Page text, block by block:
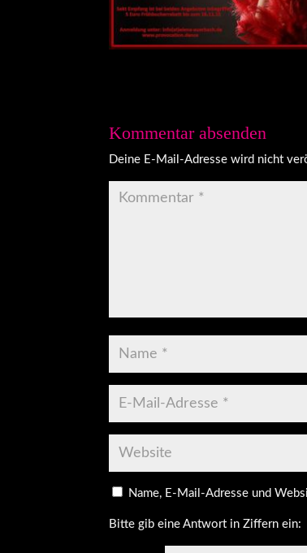
Kommentar absenden
Deine E-Mail-Adresse wird nicht
Name, E-Mail-Adresse und
Bitte gib eine Antwort in Ziffern ein: